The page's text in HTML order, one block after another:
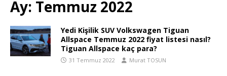
Ay: Temmuz 2022
Yedi Kişilik SUV Volkswagen Tiguan
Allspace Temmuz 2022 fiyat listesi nasıl?
Tiguan Allspace kaç para?
31 Temmuz 2022 Murat TOSUN